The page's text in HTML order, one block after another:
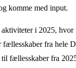
komme med input.
i 2025,
fra hele
fællesskaber fra